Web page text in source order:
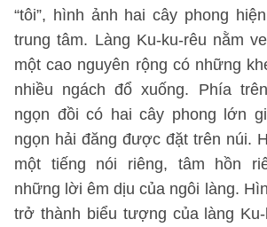
“tôi”, hình ảnh hai cây phong
trung tâm. Làng Ku-ku-rêu nằm
một cao nguyên rộng có những
nhiều ngách đổ xuống. Phía
ngọn đồi có hai cây phong lớn
ngọn hải đăng được đặt trên núi.
một tiếng nói riêng, tâm hồn
những lời êm dịu của ngôi làng.
trở thành biểu tượng của làng